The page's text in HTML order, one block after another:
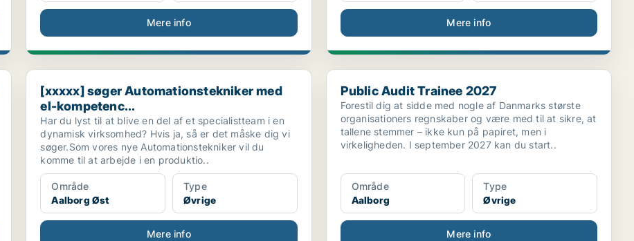
Mere info Mere info
[xxxxx] søger Automationstekniker med el-kompetenc...
[xxxxx] søger Automationstekniker med
el-kompetenc...
Har du lyst til at blive en del af et specialistteam i en
dynamisk virksomhed? Hvis ja, så er det måske dig vi
søger.Som vores nye Automationstekniker vil du
komme til at arbejde i en produktio..
Område
Aalborg Øst
Type
Øvrige
Mere info
Public Audit Trainee 2027
Public Audit Trainee 2027
Forestil dig at sidde med nogle af Danmarks største
organisationers regnskaber og være med til at sikre, at
tallene stemmer – ikke kun på papiret, men i
virkeligheden. I september 2027 kan du start..
Område
Aalborg
Type
Øvrige
Mere info